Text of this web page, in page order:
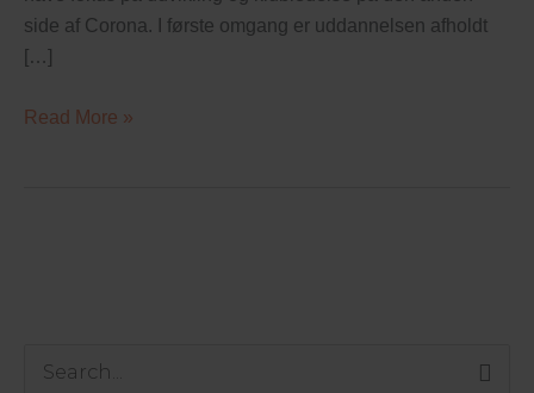
side af Corona. I første omgang er uddannelsen afholdt
[…]
Read More »